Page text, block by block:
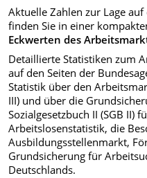
Aktuelle Zahlen zur Lage
finden Sie in einer
Eckwerten des
Detaillierte Statistiken zum
auf den Seiten der
Statistik über den
III) und über die
Sozialgesetzbuch II (SGB II)
Arbeitslosenstatistik, die
Ausbildungsstellenmarkt,
Grundsicherung für
Deutschlands.